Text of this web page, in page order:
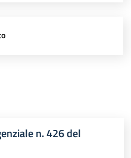
n. 426 del